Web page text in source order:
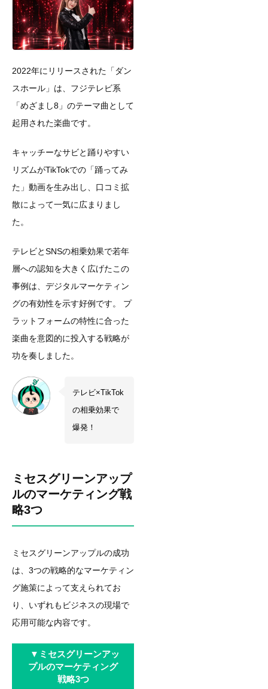
2022年にリリースされた「ダン
スホール」は、フジテレビ系
「めざまし8」のテーマ曲として
起用された楽曲です。
キャッチーなサビと踊りやすい
リズムがTikTokでの「踊ってみ
た」動画を生み出し、口コミ拡
散によって一気に広まりまし
た。
テレビとSNSの相乗効果で若年
層への認知を大きく広げたこの
事例は、デジタルマーケティン
グの有効性を示す好例です。 プ
ラットフォームの特性に合った
楽曲を意図的に投入する戦略が
功を奏しました。
テレビ×TikTok
の相乗効果で
爆発！
ミセスグリーンアップ
ルのマーケティング戦
略3つ
ミセスグリーンアップルの成功
は、3つの戦略的なマーケティン
グ施策によって支えられてお
り、いずれもビジネスの現場で
応用可能な内容です。
▼ ミセスグリーンアッ
プルのマーケティング
戦略3つ